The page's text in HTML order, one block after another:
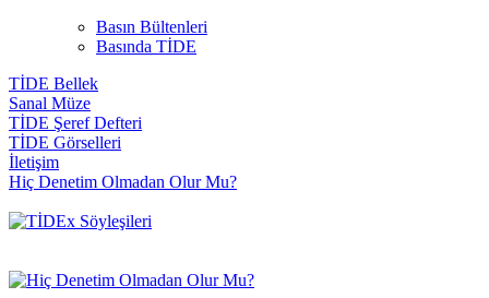
Basın Bültenleri
Basında TİDE
TİDE Bellek
Sanal Müze
TİDE Şeref Defteri
TİDE Görselleri
İletişim
Hiç Denetim Olmadan Olur Mu?